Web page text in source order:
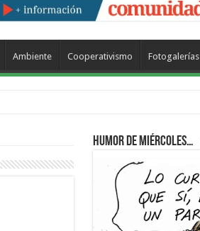
Ambiente Cooperativismo Fotogalerías
una familia tiene CUD
Humor de Miércoles…